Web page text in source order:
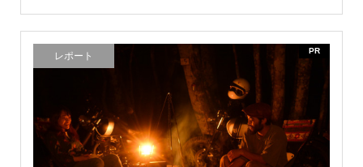
レポート PR